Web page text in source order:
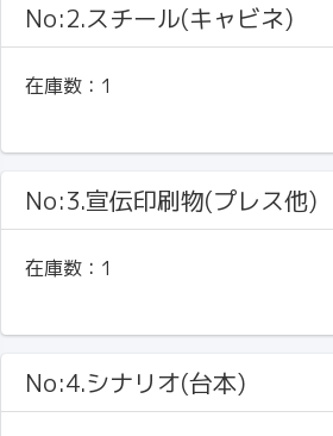
No:2.スチール(キャビネ)
在庫数： 1
No:3.宣伝印刷物(プレス他)
在庫数： 1
No:4.シナリオ(台本)